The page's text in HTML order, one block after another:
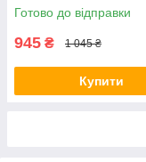
Готово до відправки
945 ₴ 1 045 ₴
Купити